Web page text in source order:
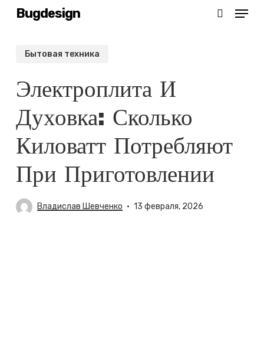
SkipBugdesign Menu
Бытовая техника
Электроплита И
Духовка: Сколько
Киловатт Потребляют
При Приготовлении
Владислав Шевченко 13 февраля, 2026